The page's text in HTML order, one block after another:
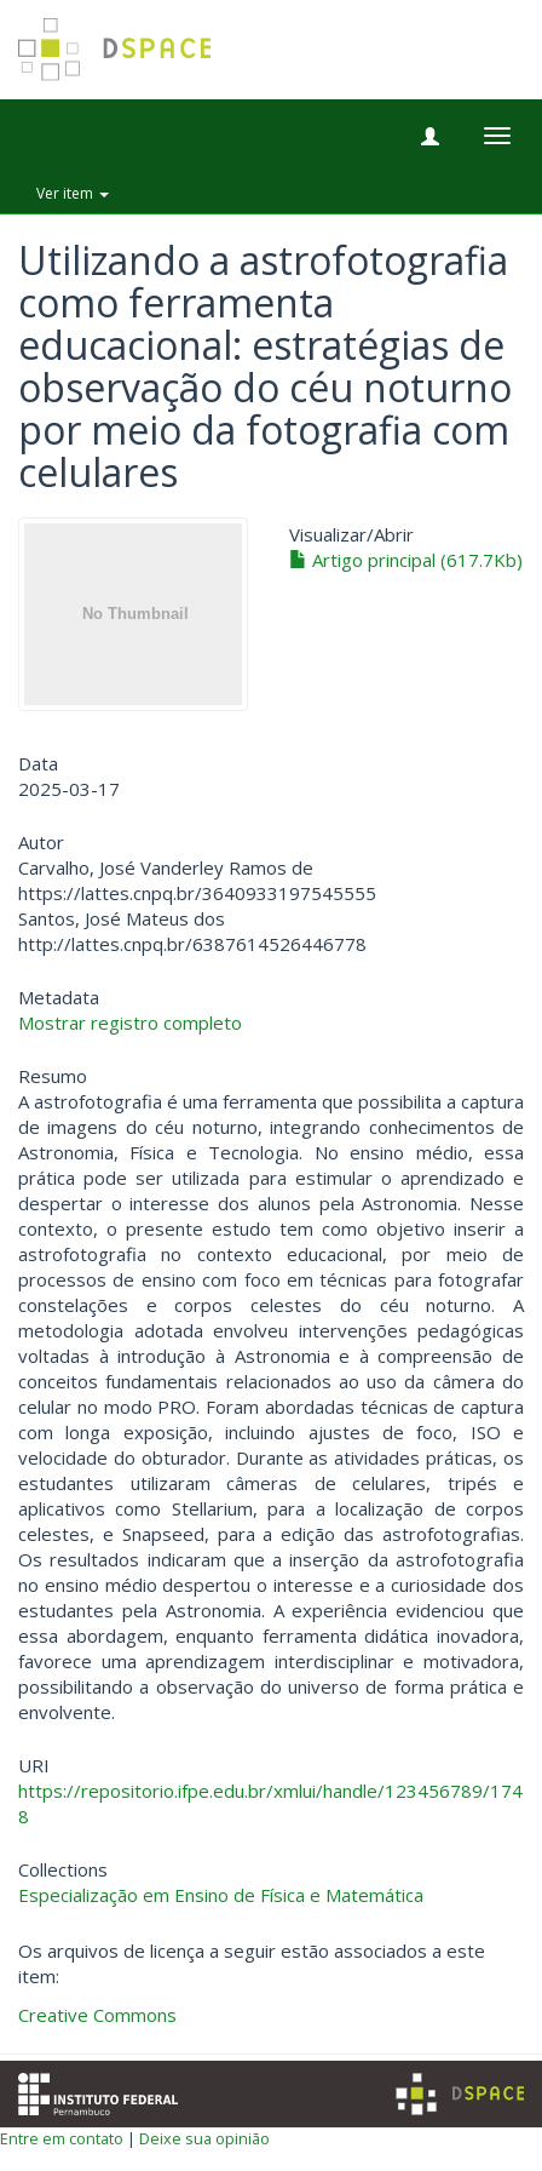
Ver item
Utilizando a astrofotografia
como ferramenta
educacional: estratégias de
observação do céu noturno
por meio da fotografia com
celulares
Visualizar/Abrir
Artigo principal (617.7Kb)
Data
2025-03-17
Autor
Carvalho, José Vanderley Ramos de
https://lattes.cnpq.br/3640933197545555
Santos, José Mateus dos
http://lattes.cnpq.br/6387614526446778
Metadata
Mostrar registro completo
Resumo
A astrofotografia é uma ferramenta que possibilita a captura
de imagens do céu noturno, integrando conhecimentos de
Astronomia, Física e Tecnologia. No ensino médio, essa
prática pode ser utilizada para estimular o aprendizado e
despertar o interesse dos alunos pela Astronomia. Nesse
contexto, o presente estudo tem como objetivo inserir a
astrofotografia no contexto educacional, por meio de
processos de ensino com foco em técnicas para fotografar
constelações e corpos celestes do céu noturno. A
metodologia adotada envolveu intervenções pedagógicas
voltadas à introdução à Astronomia e à compreensão de
conceitos fundamentais relacionados ao uso da câmera do
celular no modo PRO. Foram abordadas técnicas de captura
com longa exposição, incluindo ajustes de foco, ISO e
velocidade do obturador. Durante as atividades práticas, os
estudantes utilizaram câmeras de celulares, tripés e
aplicativos como Stellarium, para a localização de corpos
celestes, e Snapseed, para a edição das astrofotografias.
Os resultados indicaram que a inserção da astrofotografia
no ensino médio despertou o interesse e a curiosidade dos
estudantes pela Astronomia. A experiência evidenciou que
essa abordagem, enquanto ferramenta didática inovadora,
favorece uma aprendizagem interdisciplinar e motivadora,
possibilitando a observação do universo de forma prática e
envolvente.
URI
https://repositorio.ifpe.edu.br/xmlui/handle/123456789/174
8
Collections
Especialização em Ensino de Física e Matemática
Os arquivos de licença a seguir estão associados a este
item:
Creative Commons
Entre em contato | Deixe sua opinião